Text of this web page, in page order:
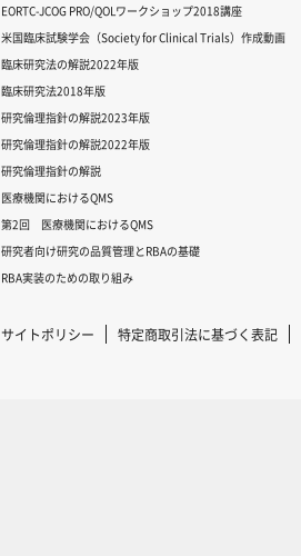
EORTC-JCOG PRO/QOLワークショップ2018講座
米国臨床試験学会（Society for Clinical Trials）作成動画
臨床研究法の解説2022年版
臨床研究法2018年版
研究倫理指針の解説2023年版
研究倫理指針の解説2022年版
研究倫理指針の解説
医療機関におけるQMS
第2回 医療機関におけるQMS
研究者向け研究の品質管理とRBAの基礎
RBA実装のための取り組み
サイトポリシー 特定商取引法に基づく表記